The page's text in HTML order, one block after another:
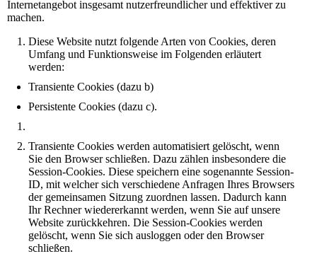
Internetangebot insgesamt nutzerfreundlicher und effektiver zu
machen.
Diese Website nutzt folgende Arten von Cookies, deren
Umfang und Funktionsweise im Folgenden erläutert
werden:
Transiente Cookies (dazu b)
Persistente Cookies (dazu c).
Transiente Cookies werden automatisiert gelöscht, wenn
Sie den Browser schließen. Dazu zählen insbesondere die
Session-Cookies. Diese speichern eine sogenannte Session-
ID, mit welcher sich verschiedene Anfragen Ihres Browsers
der gemeinsamen Sitzung zuordnen lassen. Dadurch kann
Ihr Rechner wiedererkannt werden, wenn Sie auf unsere
Website zurückkehren. Die Session-Cookies werden
gelöscht, wenn Sie sich ausloggen oder den Browser
schließen.